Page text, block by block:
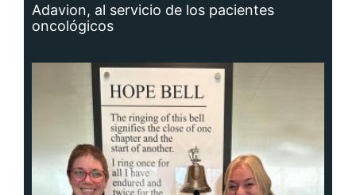
Adavion, al servicio de los pacientes
oncológicos